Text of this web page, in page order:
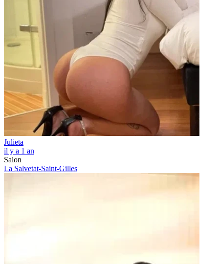
Julieta
il y a 1 an
Salon
La Salvetat-Saint-Gilles